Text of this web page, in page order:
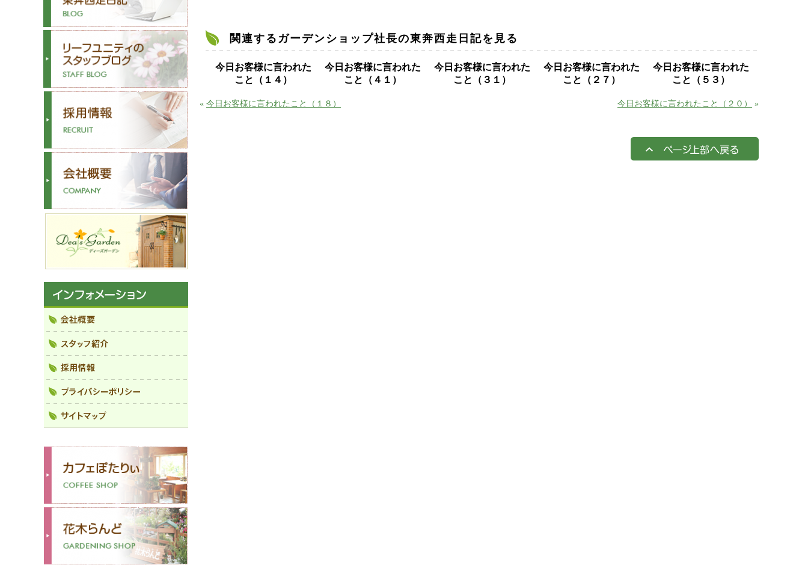
関連するガーデンショップ社長の東奔西走日記を見る
今日お客様に言われた
こと（１４）
今日お客様に言われた
こと（４１）
今日お客様に言われた
こと（３１）
今日お客様に言われた
こと（２７）
今日お客様に言われた
こと（５３）
« 今日お客様に言われたこと（１８） 今日お客様に言われたこと（２０） »